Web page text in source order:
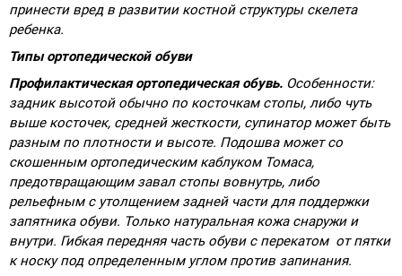
принести вред в развитии костной структуры скелета
ребенка.
Типы ортопедической обуви
Профилактическая ортопедическая обувь. Особенности:
задник высотой обычно по косточкам стопы, либо чуть
выше косточек, средней жесткости, супинатор может быть
разным по плотности и высоте. Подошва может со
скошенным ортопедическим каблуком Томаса,
предотвращающим завал стопы вовнутрь, либо
рельефным с утолщением задней части для поддержки
запятника обуви. Только натуральная кожа снаружи и
внутри. Гибкая передняя часть обуви с перекатом от пятки
к носку под определенным углом против запинания.